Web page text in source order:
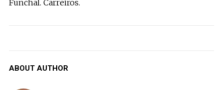
Funchal. Carreiros.
ABOUT AUTHOR